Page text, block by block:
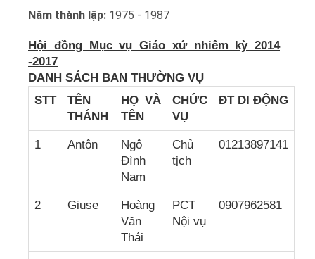
Năm thành lập: 1975 - 1987
Hội đồng Mục vụ Giáo xứ nhiêm kỳ 2014
-2017
DANH SÁCH BAN THƯỜNG VỤ
STT
TÊN
THÁNH
HỌ VÀ
TÊN
CHỨC
VỤ
ĐT DI ĐỘNG
1 Antôn
Ngô
Đình
Nam
Chủ
tịch
01213897141
2 Giuse
Hoàng
Văn
Thái
PCT
Nội vụ
0907962581